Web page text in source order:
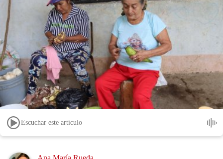
Escuchar este artículo